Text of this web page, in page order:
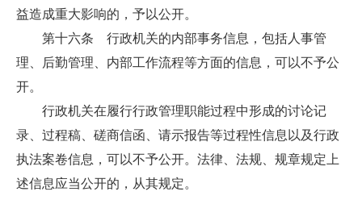
益造成重大影响的，予以公开。
第十六条 行政机关的内部事务信息，包括人事管
理、后勤管理、内部工作流程等方面的信息，可以不予公
开。
行政机关在履行行政管理职能过程中形成的讨论记
录、过程稿、磋商信函、请示报告等过程性信息以及行政
执法案卷信息，可以不予公开。法律、法规、规章规定上
述信息应当公开的，从其规定。